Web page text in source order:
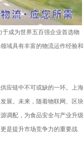
成为世界五百强企业首选物
域具有丰富的物流运作经验和
应链中不可或缺的一环。上海
展。未来，随着物联网、区块
调配，为食品安全与产业升级
是提升市场竞争力的重要战